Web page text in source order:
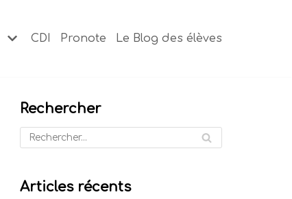
CDI Pronote Le Blog des élèves
Rechercher
Articles récents